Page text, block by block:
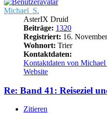
Michael_S.
AsterIX Druid
Beiträge: 1320
Registriert: 16.
Wohnort: Trier
Kontaktdaten:
Kontaktdaten von
Website
Re: Band 41: Reiseziel
Zitieren